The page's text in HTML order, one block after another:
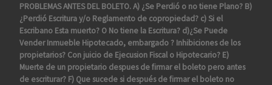
PROBLEMAS ANTES DEL BOLETO. A) ¿Se Perdió o no tiene Plano? B)
¿Perdió Escritura y/o Reglamento de copropiedad? c) Si el
Escribano Esta muerto? O No tiene la Escritura? d)¿Se Puede
Vender Inmueble Hipotecado, embargado ? Inhibiciones de los
propietarios? Con juicio de Ejecusion Fiscal o Hipotecario? E)
Muerte de un propietario despues de firmar el boleto pero antes
de escriturar? F) Que sucede si después de firmar el boleto no